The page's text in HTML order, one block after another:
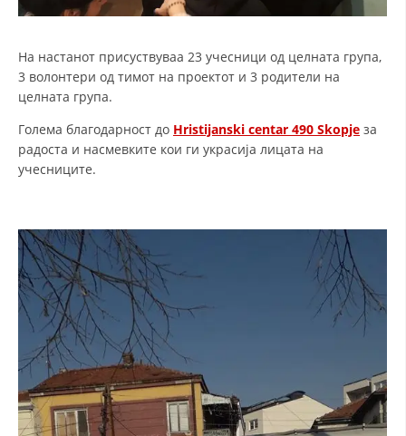
На настанот присуствуваа 23 учесници од целната група,
3 волонтери од тимот на проектот и 3 родители на
целната група.
Голема благодарност до Hristijanski centar 490 Skopje за
радоста и насмевките кои ги украсија лицата на
учесниците.